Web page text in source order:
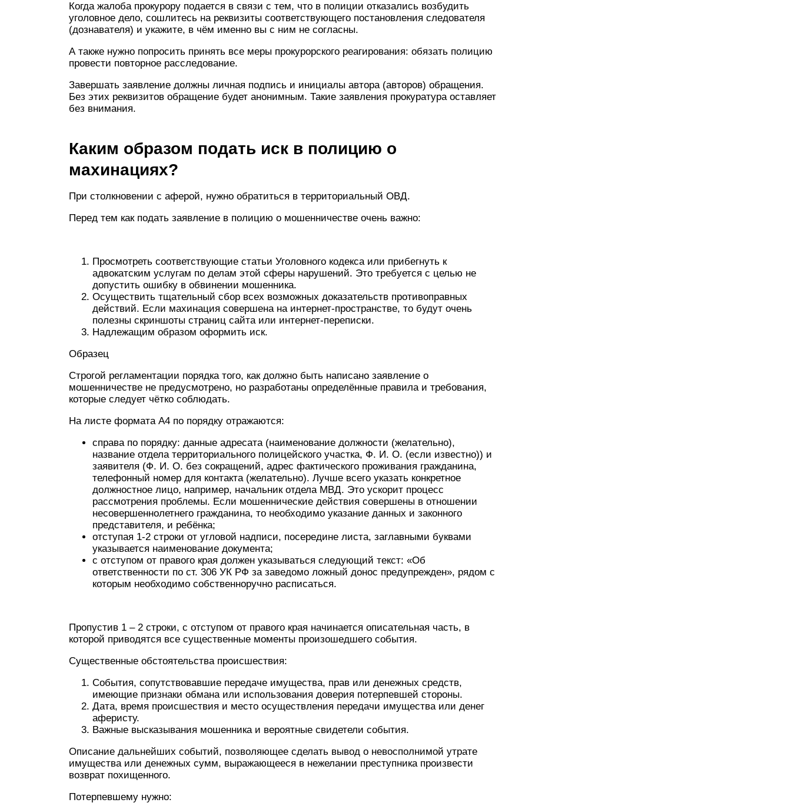
Когда жалоба прокурору подается в связи с тем, что в полиции отказались возбудить
уголовное дело, сошлитесь на реквизиты соответствующего постановления следователя
(дознавателя) и укажите, в чём именно вы с ним не согласны.
А также нужно попросить принять все меры прокурорского реагирования: обязать полицию
провести повторное расследование.
Завершать заявление должны личная подпись и инициалы автора (авторов) обращения.
Без этих реквизитов обращение будет анонимным. Такие заявления прокуратура оставляет
без внимания.
Каким образом подать иск в полицию о
махинациях?
При столкновении с аферой, нужно обратиться в территориальный ОВД.
Перед тем как подать заявление в полицию о мошенничестве очень важно:
Просмотреть соответствующие статьи Уголовного кодекса или прибегнуть к
адвокатским услугам по делам этой сферы нарушений. Это требуется с целью не
допустить ошибку в обвинении мошенника.
Осуществить тщательный сбор всех возможных доказательств противоправных
действий. Если махинация совершена на интернет-пространстве, то будут очень
полезны скриншоты страниц сайта или интернет-переписки.
Надлежащим образом оформить иск.
Образец
Строгой регламентации порядка того, как должно быть написано заявление о
мошенничестве не предусмотрено, но разработаны определённые правила и требования,
которые следует чётко соблюдать.
На листе формата А4 по порядку отражаются:
справа по порядку: данные адресата (наименование должности (желательно),
название отдела территориального полицейского участка, Ф. И. О. (если известно)) и
заявителя (Ф. И. О. без сокращений, адрес фактического проживания гражданина,
телефонный номер для контакта (желательно). Лучше всего указать конкретное
должностное лицо, например, начальник отдела МВД. Это ускорит процесс
рассмотрения проблемы. Если мошеннические действия совершены в отношении
несовершеннолетнего гражданина, то необходимо указание данных и законного
представителя, и ребёнка;
отступая 1-2 строки от угловой надписи, посередине листа, заглавными буквами
указывается наименование документа;
с отступом от правого края должен указываться следующий текст: «Об
ответственности по ст. 306 УК РФ за заведомо ложный донос предупрежден», рядом с
которым необходимо собственноручно расписаться.
Пропустив 1 – 2 строки, с отступом от правого края начинается описательная часть, в
которой приводятся все существенные моменты произошедшего события.
Существенные обстоятельства происшествия:
События, сопутствовавшие передаче имущества, прав или денежных средств,
имеющие признаки обмана или использования доверия потерпевшей стороны.
Дата, время происшествия и место осуществления передачи имущества или денег
аферисту.
Важные высказывания мошенника и вероятные свидетели события.
Описание дальнейших событий, позволяющее сделать вывод о невосполнимой утрате
имущества или денежных сумм, выражающееся в нежелании преступника произвести
возврат похищенного.
Потерпевшему нужно: